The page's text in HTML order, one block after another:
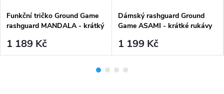
Funkční tričko Ground Game
rashguard MANDALA - krátký
1 189 Kč
Dámský rashguard Ground
Game ASAMI - krátké rukávy
1 199 Kč